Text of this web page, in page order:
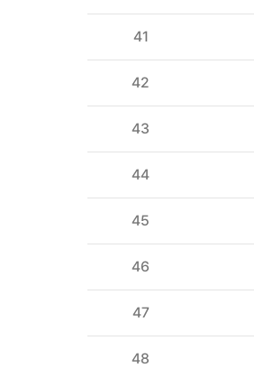
41
42
43
44
45
46
47
48